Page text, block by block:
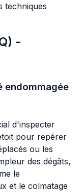
techniques
-
endommagée
d'inspecter
pour repérer
ou les
des dégâts,
le
et le colmatage